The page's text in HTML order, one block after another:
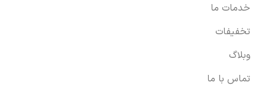
خدمات ما
تخفیفات
وبلاگ
تماس با ما